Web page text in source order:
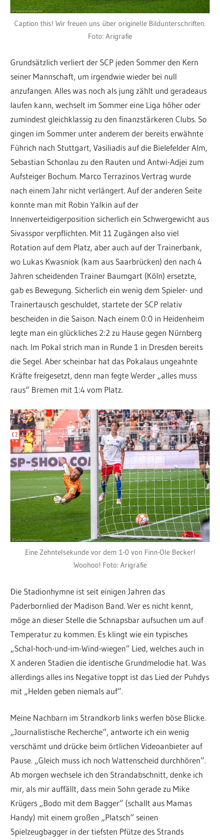
Caption this! Wir freuen uns über originelle Bildunterschriften.
Foto: Arigrafie
Grundsätzlich verliert der SCP jeden Sommer den Kern
seiner Mannschaft, um irgendwie wieder bei null
anzufangen. Alles was noch als jung zählt und geradeaus
laufen kann, wechselt im Sommer eine Liga höher oder
zumindest gleichklassig zu den finanzstärkeren Clubs. So
gingen im Sommer unter anderem der bereits erwähnte
Führich nach Stuttgart, Vasiliadis auf die Bielefelder Alm,
Sebastian Schonlau zu den Rauten und Antwi-Adjei zum
Aufsteiger Bochum. Marco Terrazinos Vertrag wurde
nach einem Jahr nicht verlängert. Auf der anderen Seite
konnte man mit Robin Yalkin auf der
Innenverteidigerposition sicherlich ein Schwergewicht aus
Sivasspor verpflichten. Mit 11 Zugängen also viel
Rotation auf dem Platz, aber auch auf der Trainerbank,
wo Lukas Kwasniok (kam aus Saarbrücken) den nach 4
Jahren scheidenden Trainer Baumgart (Köln) ersetzte,
gab es Bewegung. Sicherlich ein wenig dem Spieler- und
Trainertausch geschuldet, startete der SCP relativ
bescheiden in die Saison. Nach einem 0:0 in Heidenheim
legte man ein glückliches 2:2 zu Hause gegen Nürnberg
nach. Im Pokal strich man in Runde 1 in Dresden bereits
die Segel. Aber scheinbar hat das Pokalaus ungeahnte
Kräfte freigesetzt, denn man fegte Werder „alles muss
raus“ Bremen mit 1:4 vom Platz.
Eine Zehntelsekunde vor dem 1-0 von Finn-Ole Becker!
Woohoo! Foto: Arigrafie
Die Stadionhymne ist seit einigen Jahren das
Paderbornlied der Madison Band. Wer es nicht kennt,
möge an dieser Stelle die Schnapsbar aufsuchen um auf
Temperatur zu kommen. Es klingt wie ein typisches
„Schal-hoch-und-im-Wind-wiegen“ Lied, welches auch in
X anderen Stadien die identische Grundmelodie hat. Was
allerdings alles ins Negative toppt ist das Lied der Puhdys
mit „Helden geben niemals auf“.
Meine Nachbarn im Strandkorb links werfen böse Blicke.
„Journalistische Recherche“, antworte ich ein wenig
verschämt und drücke beim örtlichen Videoanbieter auf
Pause. „Gleich muss ich noch Wattenscheid durchhören“.
Ab morgen wechsele ich den Strandabschnitt, denke ich
mir, als mir auffällt, dass mein Sohn gerade zu Mike
Krügers „Bodo mit dem Bagger“ (schallt aus Mamas
Handy) mit einem großen „Platsch“ seinen
Spielzeugbagger in der tiefsten Pfütze des Strands